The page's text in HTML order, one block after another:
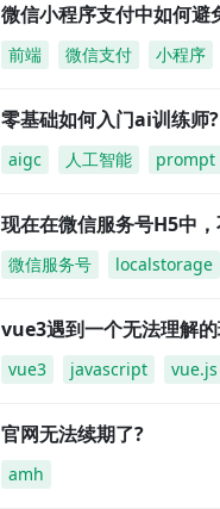
微信小程序支付中如何避
前端 微信支付 小程序
零基础如何入门ai训练师?
aigc 人工智能 prompt
现在在微信服务号H5中
微信服务号 localstorage
vue3遇到一个无法理解
vue3 javascript vue.js
官网无法续期了?
amh